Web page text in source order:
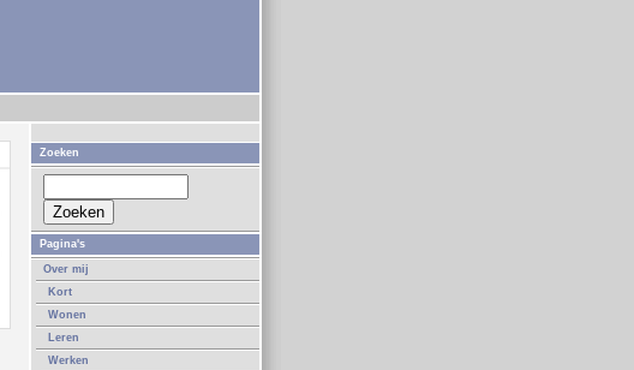
Zoeken
Pagina's
Over mij
Kort
Wonen
Leren
Werken